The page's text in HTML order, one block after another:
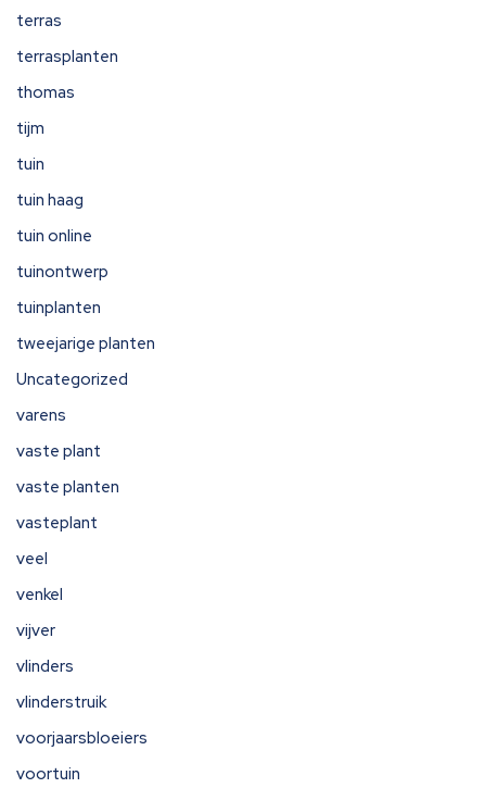
terras
terrasplanten
thomas
tijm
tuin
tuin haag
tuin online
tuinontwerp
tuinplanten
tweejarige planten
Uncategorized
varens
vaste plant
vaste planten
vasteplant
veel
venkel
vijver
vlinders
vlinderstruik
voorjaarsbloeiers
voortuin